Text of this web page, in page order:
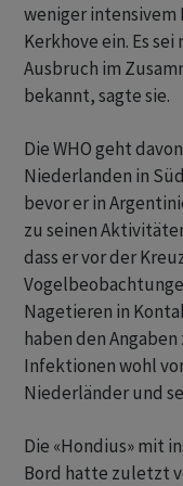
weniger intensivem
Kerkhove ein. Es
Ausbruch im
bekannt, sagte sie.
Die WHO geht
Niederlanden in
bevor er in
zu seinen
dass er vor der
Nagetieren in
haben den
Infektionen wohl
Niederländer und
Die «Hondius» mit
Bord hatte zuletzt